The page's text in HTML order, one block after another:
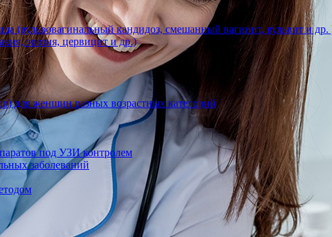
(вульвовагинальный кандидоз, смешанный вагинит, вульвит и др.
эрозия, цервицит и др.)
для женщин разных возрастных категорий
под УЗИ контролем
заболеваний